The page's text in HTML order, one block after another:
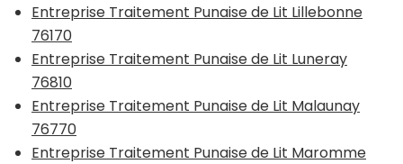
Entreprise Traitement Punaise de Lit Lillebonne
76170
Entreprise Traitement Punaise de Lit Luneray
76810
Entreprise Traitement Punaise de Lit Malaunay
76770
Entreprise Traitement Punaise de Lit Maromme